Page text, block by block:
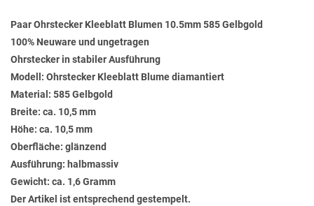
Paar Ohrstecker Kleeblatt Blumen 10.5mm 585 Gelbgold
100% Neuware und ungetragen
Ohrstecker in stabiler Ausführung
Modell: Ohrstecker Kleeblatt Blume diamantiert
Material: 585 Gelbgold
Breite: ca. 10,5 mm
Höhe: ca. 10,5 mm
Oberfläche: glänzend
Ausführung: halbmassiv
Gewicht: ca. 1,6 Gramm
Der Artikel ist entsprechend gestempelt.